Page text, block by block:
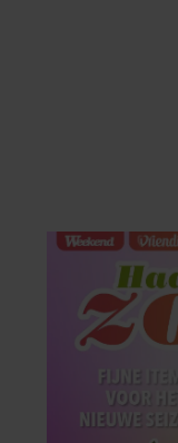
Tips
Met de
week tips